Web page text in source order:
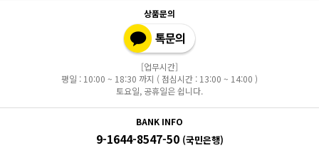
상품문의
[업무시간]
평일 : 10:00 ~ 18:30 까지 ( 점심시간 : 13:00 ~ 14:00 )
토요일, 공휴일은 쉽니다.
BANK INFO
9-1644-8547-50 (국민은행)